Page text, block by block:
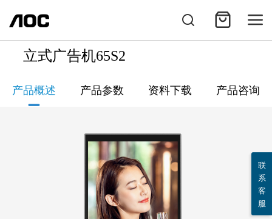
立式广告机65S2
产品概述 产品参数 资料下载 产品咨询
联
系
客
服